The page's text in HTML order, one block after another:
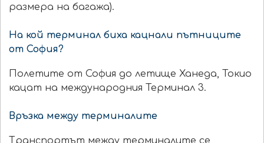
размера на багажа).
На кой терминал биха кацнали пътниците
от София?
Полетите от София до летище Ханеда, Токио
кацат на международния Терминал 3.
Връзка между терминалите
Транспортът между терминалите се